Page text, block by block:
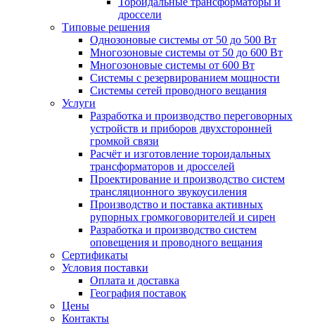
дроссели
Типовые решения
Однозоновые системы от 50 до 500 Вт
Многозоновые системы от 50 до 600 Вт
Многозоновые системы от 600 Вт
Системы с резервированием мощности
Системы сетей проводного вещания
Услуги
Разработка и производство переговорных
устройств и приборов двухсторонней
громкой связи
Расчёт и изготовление тороидальных
трансформаторов и дросселей
Проектирование и производство систем
трансляционного звукоусиления
Производство и поставка активных
рупорных громкоговорителей и сирен
Разработка и производство систем
оповещения и проводного вещания
Сертификаты
Условия поставки
Оплата и доставка
География поставок
Цены
Контакты